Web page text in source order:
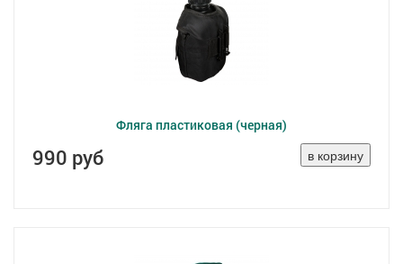
Фляга пластиковая (черная)
990 руб